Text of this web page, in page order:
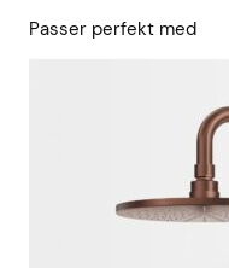
Passer perfekt med